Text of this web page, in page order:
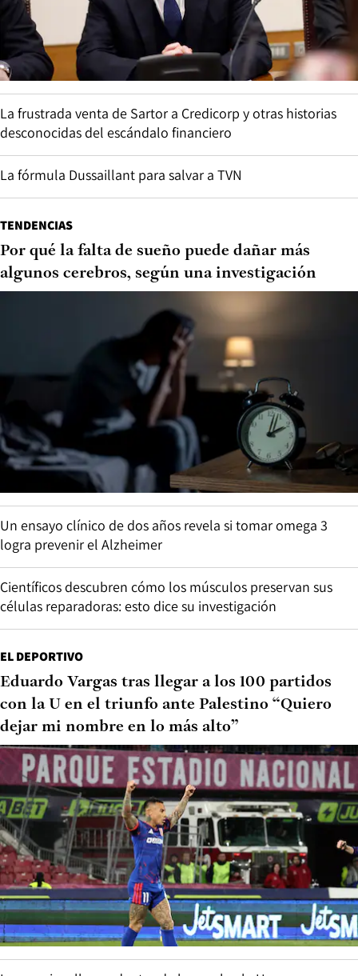
La frustrada venta de Sartor a Credicorp y otras historias
desconocidas del escándalo financiero
La fórmula Dussaillant para salvar a TVN
TENDENCIAS
Por qué la falta de sueño puede dañar más
algunos cerebros, según una investigación
Un ensayo clínico de dos años revela si tomar omega 3
logra prevenir el Alzheimer
Científicos descubren cómo los músculos preservan sus
células reparadoras: esto dice su investigación
EL DEPORTIVO
Eduardo Vargas tras llegar a los 100 partidos
con la U en el triunfo ante Palestino “Quiero
dejar mi nombre en lo más alto”